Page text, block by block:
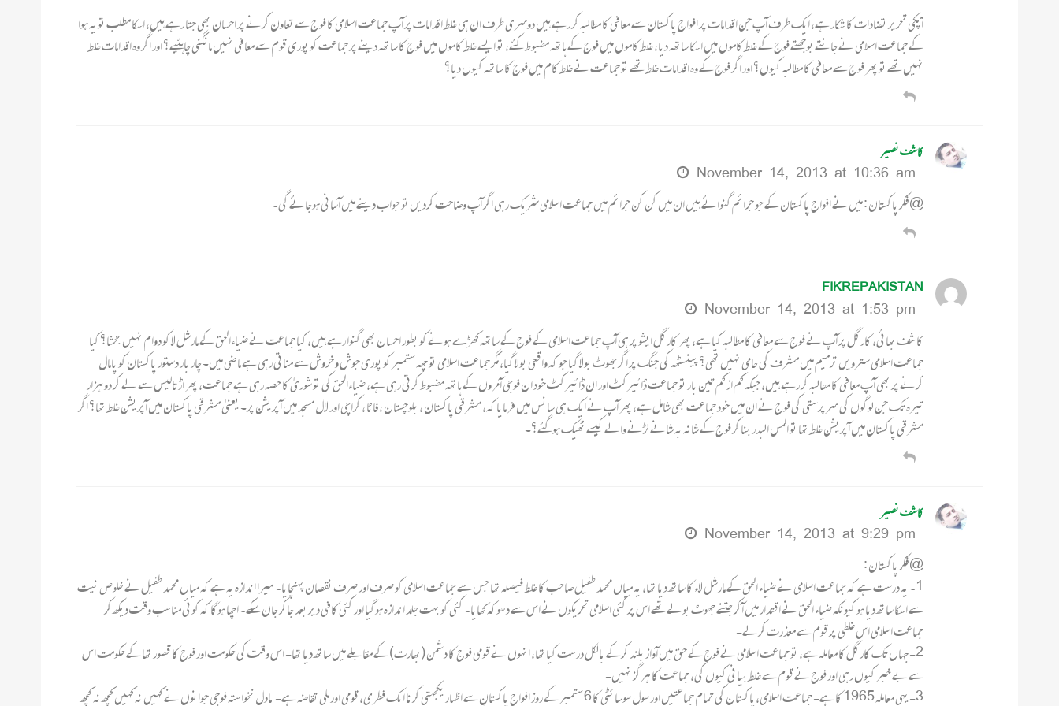
آپکی تحریر تضادات کا شکار ہے، ایک طرف آپ جن اقدامات پر افواج پاکستان سے معافی کا مطالبہ کر رہے ہیں دوسری طرف ان ہی غلط اقدامات پر آپ جماعت اسلامی کا فوج سے تعاون کرنے پر احسان بھی جتا رہے ہیں، اسکا مطلب تو یہ ہوا
کے جماعت اسلامی نے جانتے بوجھتے فوج کے غلط کاموں میں اسکا ساتھہ دیا، غلط کاموں میں فوج کے ہاتھہ مضبوط کئے، تو ایسے غلط کاموں میں فوج کا ساتھہ دینے پر جماعت کو پوری قوم سے معافی نہیں مانگنی چاہئیے؟ اور اگر وہ اقدامات غلط
نہیں تھے تو پھر فوج سے معافی کا مطالبہ کیوں؟ اور اگر فوج کے وہ اقدامات غلط تھے تو جماعت نے غلط کام میں فوج کا ساتھہ کیوں دیا؟
کاشف نصیر
November 14, 2013 at 10:36 am
@ فکر پاکستان : میں نے افواج پاکستان کے جو جرائم گنوائے ہیں ان میں کن کن جرائم میں جماعت اسلامی شریک رہی اگر آپ وضاحت کردیں تو جواب دینے میں آسانی ہوجائے گی۔
FIKREPAKISTAN
November 14, 2013 at 1:53 pm
کاشف بھائی، کارگل پر آپ نے فوج سے معافی کا مطالبہ کیا ہے، پھر کارگل ایشو پر ہی آپ جماعت اسلامی کے فوج کے ساتھہ کھڑے ہونے کو بطور احسان بھی گنوا رہے ہیں، کیا جماعت نے ضیاءالحق کے مارشل لا کو دوام نہیں بخشا؟ کیا
جماعت اسلامی سترویں ترمیم میں مشرف کی حامی نہیں تھی؟ پینسٹھہ کی جنگ پر اگر جھوٹ بولا گیا جو کہ واقعی بولا گیا، مگر جماعت اسلامی تو چھہ ستمبر کو پوری جوش و خروش سے مناتی رہی ہے ماضی میں۔ چار بار دستور پاکستان کو پامال
کرنے پر بھی آپ معافی کا مطالبہ کر رہے ہیں، جبکہ کم از کم تین بار تو جماعت ڈائیرکٹ اور ان ڈائیرکٹ خود ان فوجی آمروں کے ہاتھہ مضبوط کرتی رہی ہے، ضیاءالحق کی تو شوریٰ کا حصہ رہی ہے جماعت، پھر اڑتالیس سے لے کر دو ہزار
تیرہ تک جن لوگوں کی سرپرستی کی فوج نے ان میں خود جماعت بھی شامل ہے، پھر آپ نے ایک ہی سانس میں فرمایا کہ، مشرقی پاکستان ، بلوچستان ، فاٹا ، کراچی اور لال مسجد میں آپریشن پر۔ یعنیٰ مشرقی پاکستان میں آپریشن غلط تھا؟ اگر
مشرقی پاکستان میں آپریشن غلط تھا تو المس البدر بنا کر فوج کے شانہ بہ شانے لڑنے والے کیسے ٹھیک ہوگئے؟۔
کاشف نصیر
November 14, 2013 at 9:29 pm
@ فکر پاکستان :
1۔ یہ درست ہے کہ جماعت اسلامی نے ضیاء الحق کے مارشل لاء کا ساتھ دیا تھا، یہ میاں محمد طفیل صاحب کا غلط فیصلہ تھا جس سے جماعت اسلامی کو صرف اور صرف نقصان پہنچایا۔ میرا اندازہ یہ ہے کہ میاں محمد طفیل نے خلوص نیت
سے اسکا ساتھ دیا ہو کیونکہ ضیاء الحق نے اقتدار میں آکر جتنے جھوٹ بولے تھے اس پر کئی اسلامی تحریکوں نے اس سے دھوکہ کھایا۔ کئی کو بہت جلد اندازہ ہوگیا اور کئی کافی دیر بعد جاکر جان سکے۔ اچھا ہوگا کہ کوئی مناسب وقت دیکھ کر
جماعت اسلامی اس غلطی پر قوم سے معذرت کرلے۔
2۔ جہاں تک کارگل کا معاملہ ہے، تو جماعت اسلامی نے فوج کے حق میں آواز بلند کرکے بالکل درست کیا تھا، انہوں نے قومی فوج کا دشمن (بھارت) کے مقابلے میں ساتھ دیا تھا۔ اس وقت کی حکومت اور فوج کا قصور تھا کے حکومت اس
سے بے خبر کیوں رہی اور فوج نے قوم سے غلط بیانی کیوں کی، جماعت کا ہرگز نہیں۔
3۔ یہی معاملہ 1965 کا ہے۔ جماعت اسلامی،پاکستان کی تمام جماعتیں اور سول سوسائٹی کا 6 ستمبر کے روز افواج پاکستان سے اظہار یکجہتی کرنا ایک فطری، قومی اور ملی تقاضہ ہے۔ بادل نخواستہ فوجی جوانوں نے کہیں نہ کہیں کچھ نہ کچھ